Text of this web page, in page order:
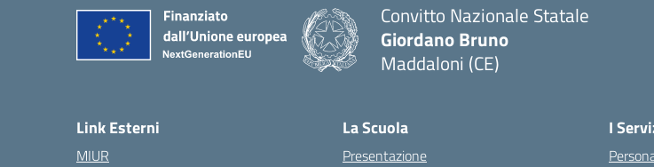
Convitto Nazionale Statale
Giordano Bruno
Maddaloni (CE)
Link Esterni
MIUR
La Scuola
Presentazione
I